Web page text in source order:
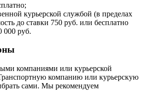
курьерской службой (в пределах
до ставки 750 руб. или бесплатно
000 руб.
компаниями или курьерской
компанию или курьерскую
сами. Мы рекомендуем